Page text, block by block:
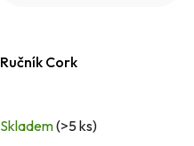
Ručník Cork
Skladem(>5 ks)